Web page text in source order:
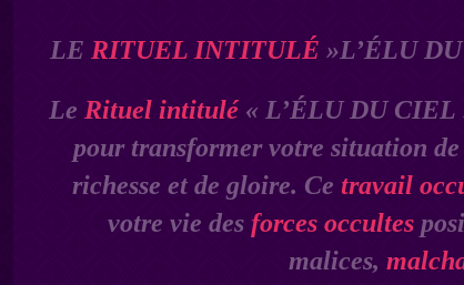
LE RITUEL INTITULÉ »L’ÉLU
Le Rituel intitulé« L’ÉLU DU CIEL
pour transformer votre situation
richesse et de gloire. Ce travail
votre vie des forces occultes
malices,